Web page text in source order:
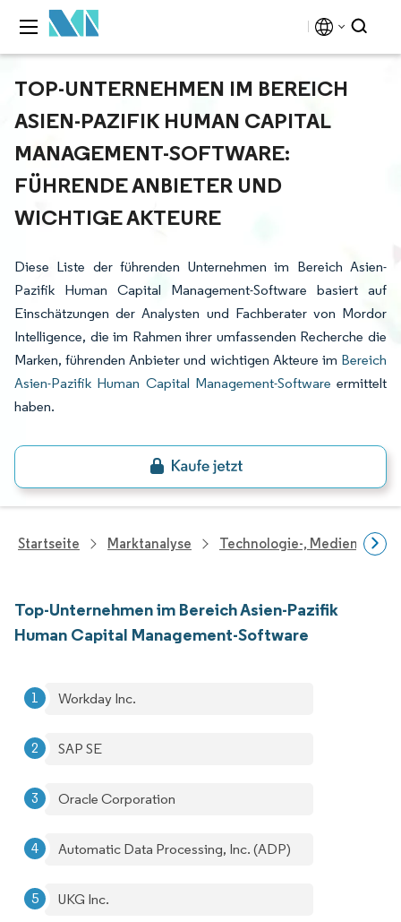
TOP-UNTERNEHMEN IM BEREICH
ASIEN-PAZIFIK HUMAN CAPITAL
MANAGEMENT-SOFTWARE:
FÜHRENDE ANBIETER UND
WICHTIGE AKTEURE
Diese Liste der führenden Unternehmen im Bereich Asien-
Pazifik Human Capital Management-Software basiert auf
Einschätzungen der Analysten und Fachberater von Mordor
Intelligence, die im Rahmen ihrer umfassenden Recherche die
Marken, führenden Anbieter und wichtigen Akteure im Bereich
Asien-Pazifik Human Capital Management-Software ermittelt
haben.
Startseite Marktanalyse Technologie-, Medien- Und
Top-Unternehmen im Bereich Asien-Pazifik
Human Capital Management-Software
Workday Inc.
SAP SE
Oracle Corporation
Automatic Data Processing, Inc. (ADP)
UKG Inc.